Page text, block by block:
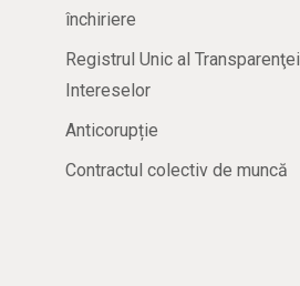
închiriere
Registrul Unic al Transparenţei
Intereselor
Anticorupție
Contractul colectiv de muncă